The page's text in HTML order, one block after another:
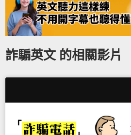
詐騙英文 的相關影片